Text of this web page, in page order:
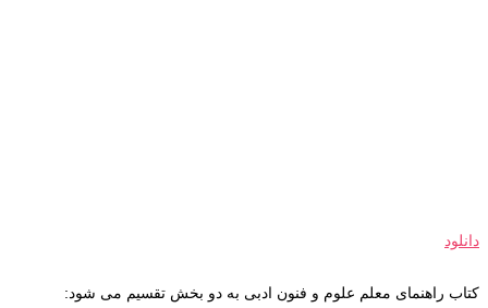
دانلود
کتاب راهنمای معلم علوم و فنون ادبی به دو بخش تقسیم می شود: